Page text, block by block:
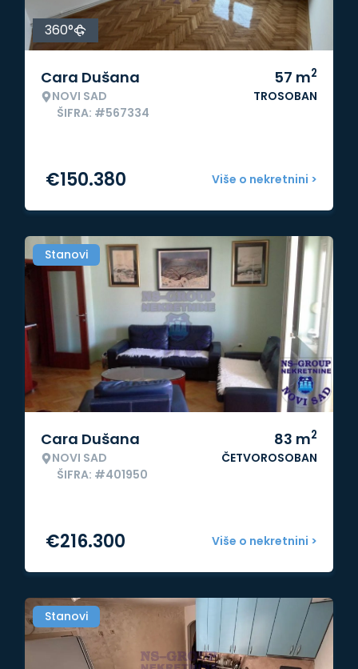
360°
Cara Dušana
NOVI SAD
ŠIFRA: #567334
57 m2
TROSOBAN
Više o nekretnini >
€150.380
Stanovi
Cara Dušana
NOVI SAD
ŠIFRA: #401950
83 m2
ČETVOROSOBAN
Više o nekretnini >
€216.300
Stanovi